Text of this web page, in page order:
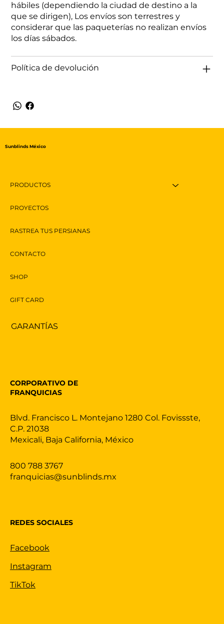
hábiles (dependiendo la ciudad de destino a la
que se dirigen), Los envíos son terrestres y
considerar que las paqueterías no realizan envíos
los días sábados.
Política de devolución
PRODUCTOS
PROYECTOS
RASTREA TUS PERSIANAS
CONTACTO
SHOP
GIFT CARD
Sunblinds México
GARANTÍAS
800 788 3767
franquicias@sunblinds.mx
Blvd. Francisco L. Montejano 1280 Col. Fovissste,
C.P. 21038
Mexicali, Baja California, México
CORPORATIVO DE
FRANQUICIAS
REDES SOCIALES
Facebook
Instagram
TikTok